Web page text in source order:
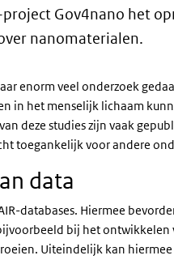
Gov4nano het
nanomaterialen.
enorm veel onderzoek
in het menselijk lichaam
deze studies zijn vaak
toegankelijk voor andere
data
databases. Hiermee
bij het ontwikkelen
Uiteindelijk kan